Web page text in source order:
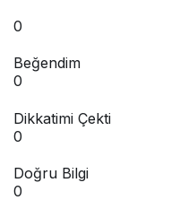
0
Beğendim
0
Dikkatimi Çekti
0
Doğru Bilgi
0